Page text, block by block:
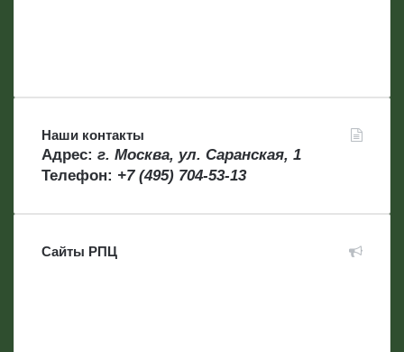
Наши контакты
Адрес: г. Москва, ул. Саранская, 1
Телефон: +7 (495) 704-53-13
Сайты РПЦ